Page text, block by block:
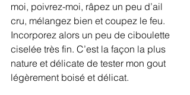
moi, poivrez-moi, râpez un peu d’ail
cru, mélangez bien et coupez le feu.
Incorporez alors un peu de ciboulette
ciselée très fin. C’est la façon la plus
nature et délicate de tester mon gout
légèrement boisé et délicat.